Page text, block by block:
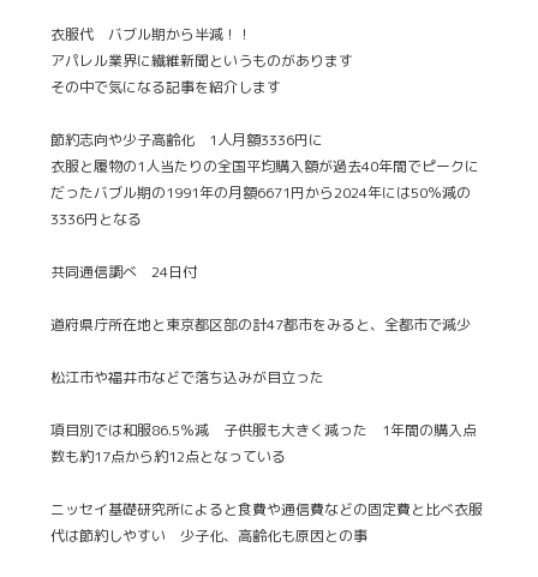
衣服代 バブル期から半減！！
アパレル業界に繊維新聞というものがあります
その中で気になる記事を紹介します
節約志向や少子高齢化 1人月額3336円に
衣服と履物の1人当たりの全国平均購入額が過去40年間でピークに
だったバブル期の1991年の月額6671円から2024年には50％減の
3336円となる
共同通信調べ 24日付
道府県庁所在地と東京都区部の計47都市をみると、全都市で減少
松江市や福井市などで落ち込みが目立った
項目別では和服86.5％減 子供服も大きく減った 1年間の購入点
数も約17点から約12点となっている
ニッセイ基礎研究所によると食費や通信費などの固定費と比べ衣服
代は節約しやすい 少子化、高齢化も原因との事